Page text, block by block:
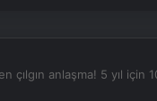
çılgın anlaşma! 5 yıl için